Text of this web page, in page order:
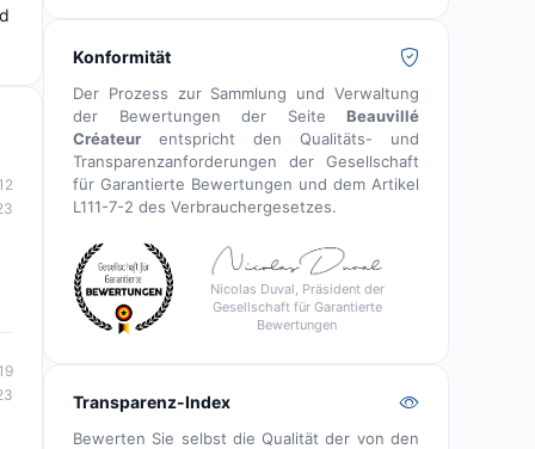
Konformität
Der Prozess zur Sammlung und Verwaltung
der Bewertungen der Seite Beauvillé
Créateur entspricht den Qualitäts- und
Transparenzanforderungen der Gesellschaft
für Garantierte Bewertungen und dem Artikel
L111-7-2 des Verbrauchergesetzes.
Nicolas Duval, Präsident der
Gesellschaft für Garantierte
Bewertungen
Transparenz-Index
Bewerten Sie selbst die Qualität der von den